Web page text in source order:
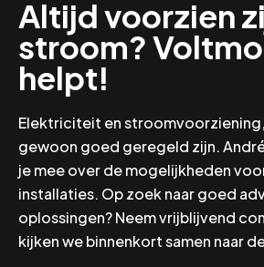
Altijd voorzien
stroom?
helpt!
Elektriciteit en
gewoon goed geregeld zijn.
je mee over de mogelijkheden
installaties. Op zoek naar goed
oplossingen? Neem vrijblijvend
kijken we binnenkort samen naar